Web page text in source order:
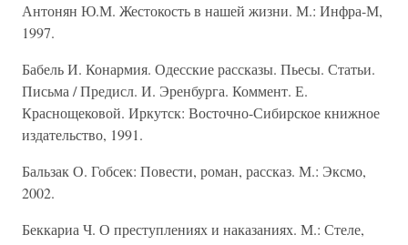
Антонян Ю.М. Жестокость в нашей жизни. М.: Инфра-М,
1997.
Бабель И. Конармия. Одесские рассказы. Пьесы. Статьи.
Письма / Предисл. И. Эренбурга. Коммент. Е.
Краснощековой. Иркутск: Восточно-Сибирское книжное
издательство, 1991.
Бальзак О. Гобсек: Повести, роман, рассказ. М.: Эксмо,
2002.
Беккариа Ч. О преступлениях и наказаниях. М.: Стеле,